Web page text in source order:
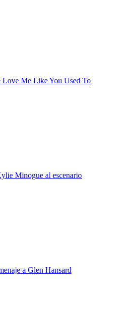
Love Me Like You Used To
Minogue al escenario
a Glen Hansard